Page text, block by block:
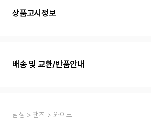
상품고시정보
배송 및 교환/반품안내
남성 팬츠 와이드